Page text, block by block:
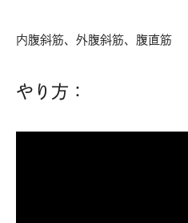
内腹斜筋、外腹斜筋、腹直筋
やり方：